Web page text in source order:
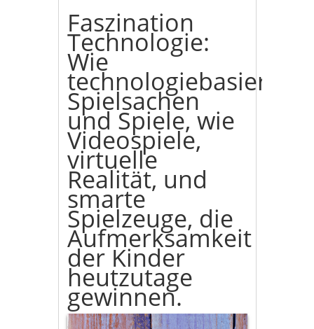
Faszination
Technologie:
Wie
technologiebasierte
Spielsachen
und Spiele, wie
Videospiele,
virtuelle
Realität, und
smarte
Spielzeuge, die
Aufmerksamkeit
der Kinder
heutzutage
gewinnen.